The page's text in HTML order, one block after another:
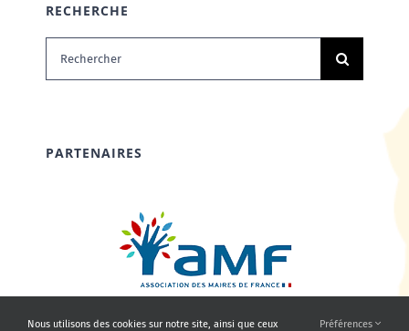
RECHERCHE
Rechercher:
PARTENAIRES
Nous utilisons des cookies sur notre site, ainsi que ceux Préférences